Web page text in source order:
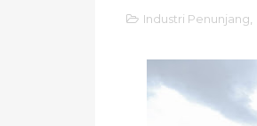
Industri Penunjang